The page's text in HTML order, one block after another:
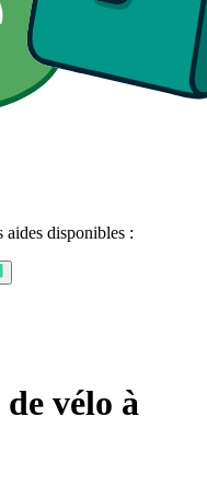
aides disponibles :
vélo à